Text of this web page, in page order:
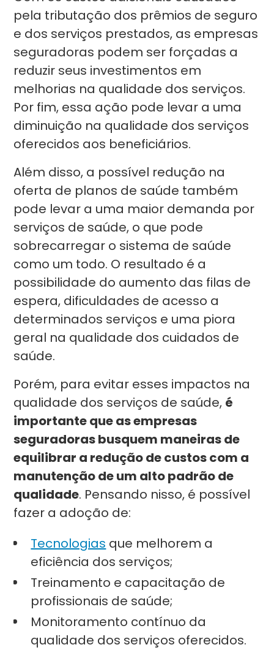
pela tributação dos prêmios de seguro
e dos serviços prestados, as empresas
seguradoras podem ser forçadas a
reduzir seus investimentos em
melhorias na qualidade dos serviços.
Por fim, essa ação pode levar a uma
diminuição na qualidade dos serviços
oferecidos aos beneficiários.
Além disso, a possível redução na
oferta de planos de saúde também
pode levar a uma maior demanda por
serviços de saúde, o que pode
sobrecarregar o sistema de saúde
como um todo. O resultado é a
possibilidade do aumento das filas de
espera, dificuldades de acesso a
determinados serviços e uma piora
geral na qualidade dos cuidados de
saúde.
Porém, para evitar esses impactos na
qualidade dos serviços de saúde, é
importante que as empresas
seguradoras busquem maneiras de
equilibrar a redução de custos com a
manutenção de um alto padrão de
qualidade. Pensando nisso, é possível
fazer a adoção de:
Tecnologias que melhorem a
eficiência dos serviços;
Treinamento e capacitação de
profissionais de saúde;
Monitoramento contínuo da
qualidade dos serviços oferecidos.